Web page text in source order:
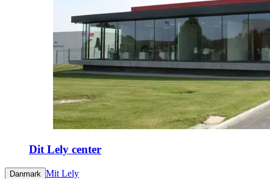
Dit Lely center
Danmark Mit Lely